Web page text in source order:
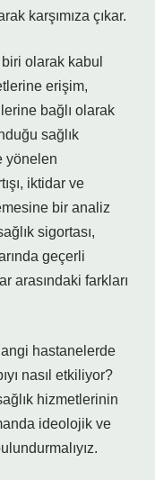
karşımıza çıkar.
olarak kabul
erişim,
bağlı olarak
sağlık
yönelen
iktidar ve
bir analiz
sigortası,
geçerli
arasındaki farkları
hastanelerde
nasıl etkiliyor?
hizmetlerinin
ideolojik ve